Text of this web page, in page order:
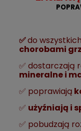
✅do wszystkich
chorobami
✅ dostarczają
mineralne i
✅ poprawiają
✅ użyźniają i
✅ pobudzają